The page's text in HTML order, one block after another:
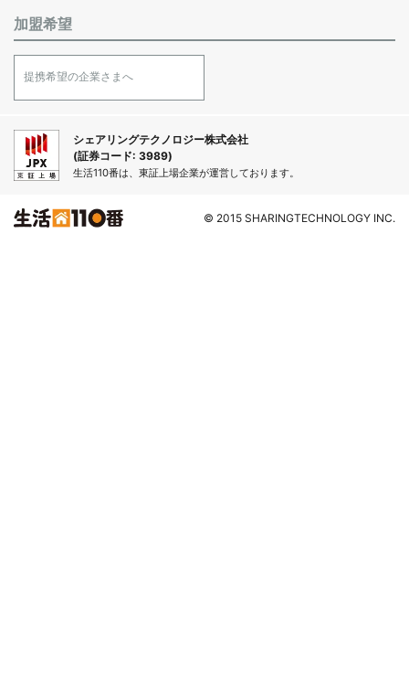
加盟希望
提携希望の企業さまへ
シェアリングテクノロジー株式会社
(証券コード: 3989)
生活110番は、東証上場企業が運営しております。
© 2015 SHARINGTECHNOLOGY INC.